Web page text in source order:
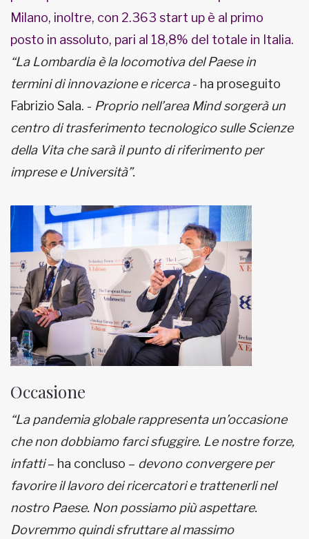
Milano, inoltre, con 2.363 start up è al primo
posto in assoluto, pari al 18,8% del totale in Italia.
“La Lombardia è la locomotiva del Paese in
termini di innovazione e ricerca- ha proseguito
Fabrizio Sala. - Proprio nell’area Mind sorgerà un
centro di trasferimento tecnologico sulle Scienze
della Vita che sarà il punto di riferimento per
imprese e Università”.
Occasione
“La pandemia globale rappresenta un’occasione
che non dobbiamo farci sfuggire. Le nostre forze,
infatti– ha concluso – devono convergere per
favorire il lavoro dei ricercatori e trattenerli nel
nostro Paese. Non possiamo più aspettare.
Dovremmo quindi sfruttare al massimo